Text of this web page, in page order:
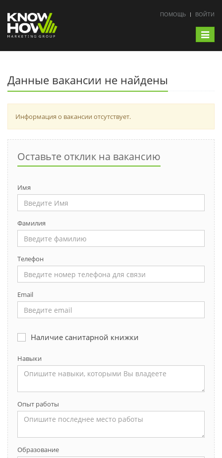
ПОМОЩЬ ВОЙТИ
Toggle
Данные вакансии не найдены
Информация о вакансии отсутствует.
Оставьте отклик на вакансию
Имя
Фамилия
Телефон
Email
Наличие санитарной книжки
Навыки
Опыт работы
Образование